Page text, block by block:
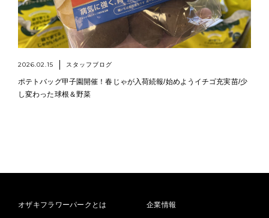
2026.02.15 スタッフブログ
ポテトバッグ甲子園開催！春じゃが入荷続報/始めようイチゴ充実苗/少
し変わった球根＆野菜
オザキフラワーパークとは 企業情報